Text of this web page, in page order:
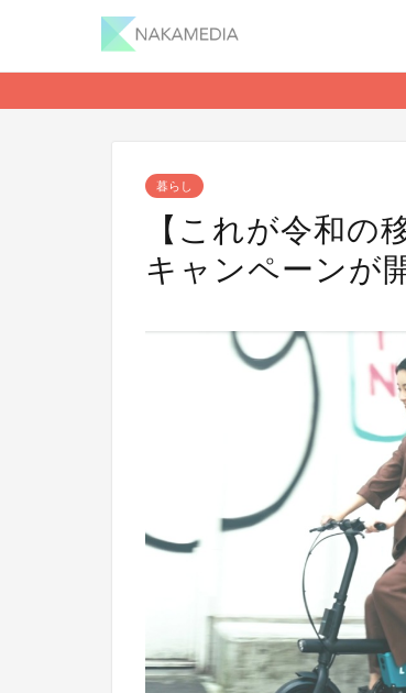
暮らし
【これが令和の
キャンペーンが